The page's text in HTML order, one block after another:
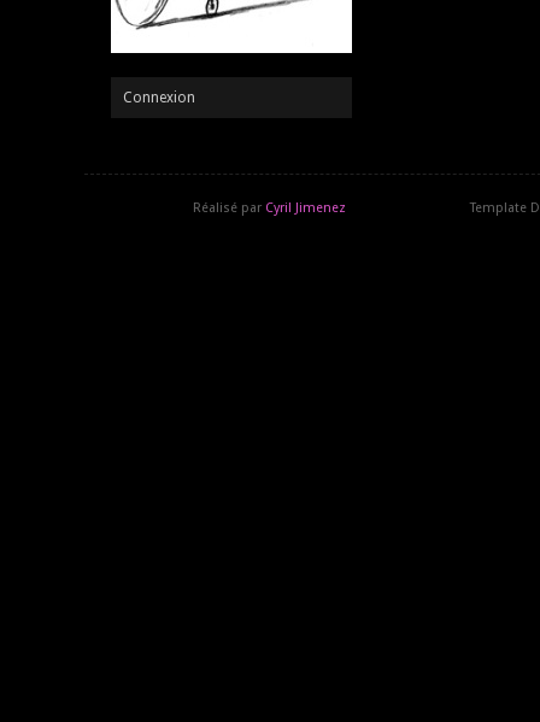
Connexion
Réalisé par Cyril Jimenez Template